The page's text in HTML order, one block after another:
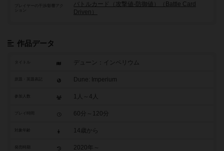
プレイヤーの干渉/影響アク
バトルカード（攻撃値-防御値）（Battle Card
Driven）
作品データ
タイトル デューン：インペリウム
Dune: Imperium
参加人数 1人～4人
60分～120分
14歳から
2020年～